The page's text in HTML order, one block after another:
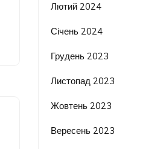
Лютий 2024
Січень 2024
Грудень 2023
Листопад 2023
Жовтень 2023
Вересень 2023